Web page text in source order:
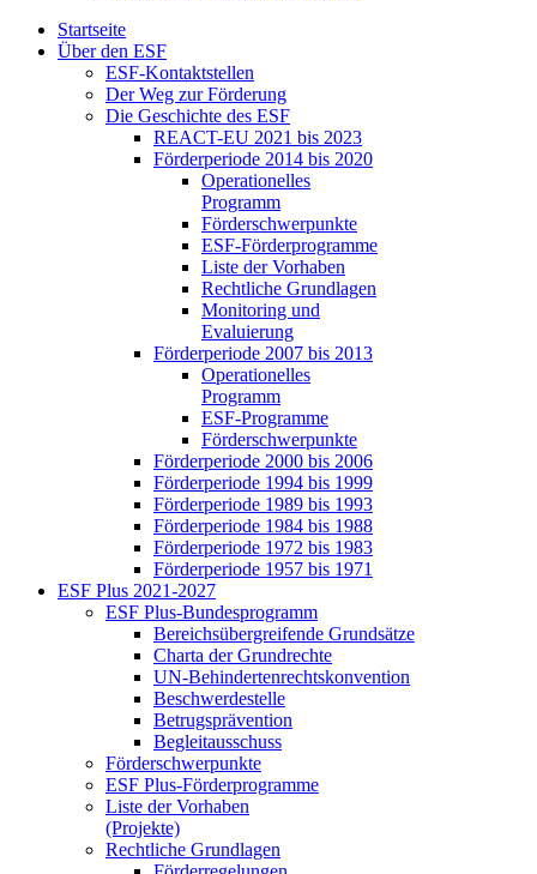
Start­sei­te
Über den ESF
ESF-Kon­takt­stel­len
Der Weg zur För­de­rung
Die Ge­schich­te des ESF
RE­ACT-EU 2021 bis 2023
För­der­pe­ri­ode 2014 bis 2020
Ope­ra­tio­nel­les
Pro­gramm
För­der­schwer­punk­te
ESF-För­der­pro­gram­me
Lis­te der Vor­ha­ben
Recht­li­che Grund­la­gen
Mo­ni­to­ring und
Eva­lu­ie­rung
För­der­pe­ri­ode 2007 bis 2013
Ope­ra­tio­nel­les
Pro­gramm
ESF-Pro­gram­me
För­der­schwer­punk­te
För­der­pe­ri­ode 2000 bis 2006
För­der­pe­ri­ode 1994 bis 1999
För­der­pe­ri­ode 1989 bis 1993
För­der­pe­ri­ode 1984 bis 1988
För­der­pe­ri­ode 1972 bis 1983
För­der­pe­ri­ode 1957 bis 1971
ESF Plus 2021-2027
ESF Plus-Bun­des­pro­gramm
Be­reichs­über­grei­fen­de Grund­sät­ze
Char­ta der Grund­rech­te
UN-Be­hin­der­ten­rechts­kon­ven­ti­on
Be­schwer­de­stel­le
Be­trugs­prä­ven­ti­on
Be­glei­taus­schuss
För­der­schwer­punk­te
ESF Plus-För­der­pro­gram­me
Lis­te der Vor­ha­ben
(Pro­jek­te)
Recht­li­che Grund­la­gen